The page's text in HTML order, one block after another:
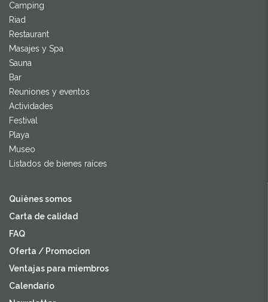
Camping
Riad
Restaurant
Masajes y Spa
Sauna
Bar
Reuniones y eventos
Actividades
Festival
Playa
Museo
Listados de bienes raíces
Quiènes somos
Carta de calidad
FAQ
Oferta / Promocion
Ventajas para miembros
Calendario